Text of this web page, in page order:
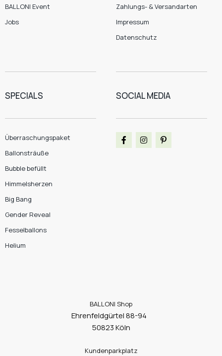
BALLONI Event
Jobs
Zahlungs- & Versandarten
Impressum
Datenschutz
SPECIALS
Überraschungspaket
Ballonsträuße
Bubble befüllt
Himmelsherzen
Big Bang
Gender Reveal
Fesselballons
Helium
SOCIAL MEDIA
BALLONI Shop
Ehrenfeldgürtel 88-94
50823 Köln
Kundenparkplatz